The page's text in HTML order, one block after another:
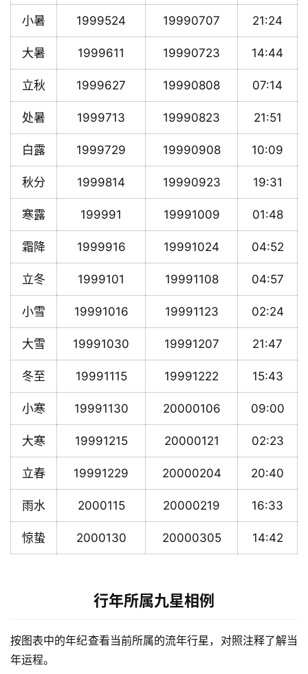
小暑 1999524 19990707 21:24
大暑 1999611 19990723 14:44
立秋 1999627 19990808 07:14
处暑 1999713 19990823 21:51
白露 1999729 19990908 10:09
秋分 1999814 19990923 19:31
寒露 199991 19991009 01:48
霜降 1999916 19991024 04:52
立冬 1999101 19991108 04:57
小雪 19991016 19991123 02:24
大雪 19991030 19991207 21:47
冬至 19991115 19991222 15:43
小寒 19991130 20000106 09:00
大寒 19991215 20000121 02:23
立春 19991229 20000204 20:40
雨水 2000115 20000219 16:33
惊蛰 2000130 20000305 14:42
行年所属九星相例
按图表中的年纪查看当前所属的流年行星，对照注释了解当
年运程。